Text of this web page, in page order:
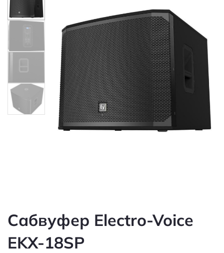
Сабвуфер Electro-Voice
EKX-18SP